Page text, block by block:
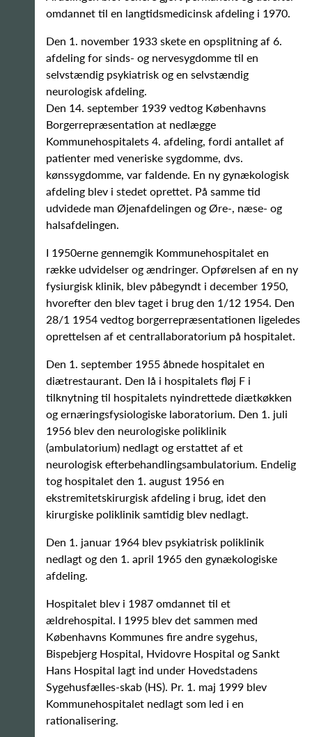
omdannet til en langtidsmedicinsk afdeling i 1970.
Den 1. november 1933 skete en opsplitning af 6.
afdeling for sinds- og nervesygdomme til en
selvstændig psykiatrisk og en selvstændig
neurologisk afdeling.
Den 14. september 1939 vedtog Københavns
Borgerrepræsentation at nedlægge
Kommunehospitalets 4. afdeling, fordi antallet af
patienter med veneriske sygdomme, dvs.
kønssygdomme, var faldende. En ny gynækologisk
afdeling blev i stedet oprettet. På samme tid
udvidede man Øjenafdelingen og Øre-, næse- og
halsafdelingen.
I 1950erne gennemgik Kommunehospitalet en
række udvidelser og ændringer. Opførelsen af en ny
fysiurgisk klinik, blev påbegyndt i december 1950,
hvorefter den blev taget i brug den 1/12 1954. Den
28/1 1954 vedtog borgerrepræsentationen ligeledes
oprettelsen af et centrallaboratorium på hospitalet.
Den 1. september 1955 åbnede hospitalet en
diætrestaurant. Den lå i hospitalets fløj F i
tilknytning til hospitalets nyindrettede diætkøkken
og ernæringsfysiologiske laboratorium. Den 1. juli
1956 blev den neurologiske poliklinik
(ambulatorium) nedlagt og erstattet af et
neurologisk efterbehandlingsambulatorium. Endelig
tog hospitalet den 1. august 1956 en
ekstremitetskirurgisk afdeling i brug, idet den
kirurgiske poliklinik samtidig blev nedlagt.
Den 1. januar 1964 blev psykiatrisk poliklinik
nedlagt og den 1. april 1965 den gynækologiske
afdeling.
Hospitalet blev i 1987 omdannet til et
ældrehospital. I 1995 blev det sammen med
Københavns Kommunes fire andre sygehus,
Bispebjerg Hospital, Hvidovre Hospital og Sankt
Hans Hospital lagt ind under Hovedstadens
Sygehusfælles-skab (HS). Pr. 1. maj 1999 blev
Kommunehospitalet nedlagt som led i en
rationalisering.